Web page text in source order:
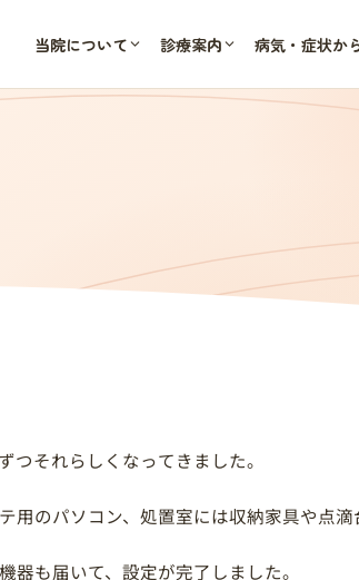
当院について 診療案内 病気・症状か
つそれらしくなってきました。
用のパソコン、処置室には収納家具や点滴
器も届いて、設定が完了しました。